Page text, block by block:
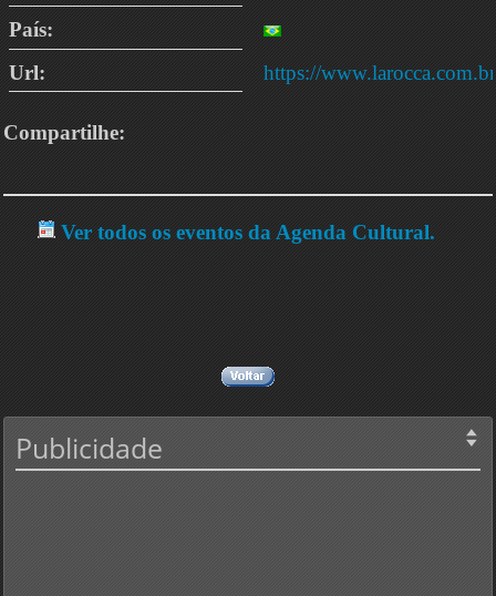
País:
Url:
https://
Compartilhe:
Ver todos os eventos da Agenda Cultural.
Publicidade